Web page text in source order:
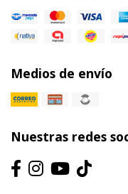
Medios de envío
Nuestras redes